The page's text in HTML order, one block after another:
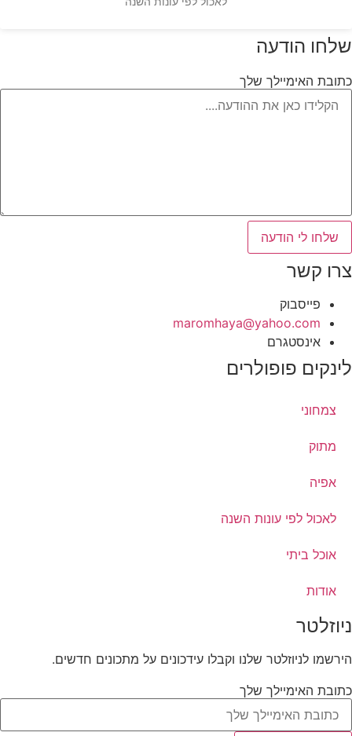
שלחו הודעה
כתובת האימיילך שלך
שלחו לי הודעה
צרו קשר
פייסבוק
‫maromhaya@yahoo.com
אינסטגרם
לינקים פופולרים
צמחוני
מתוק
אפיה
לאכול לפי עונות השנה
אוכל ביתי
אודות
ניוזלטר
הירשמו לניוזלטר שלנו וקבלו עידכונים על מתכונים חדשים.
כתובת האימיילך שלך